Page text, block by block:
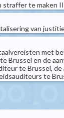
straffer te maken
van
met
Brussel en de
te Brussel,
te